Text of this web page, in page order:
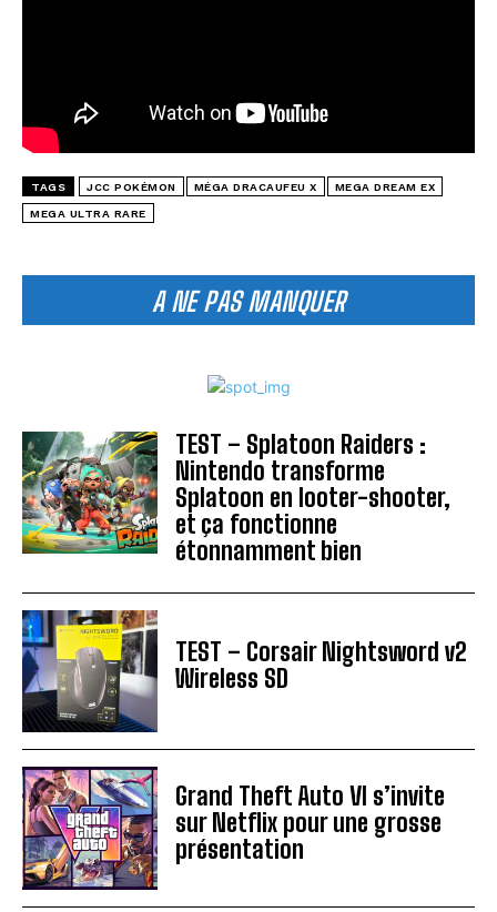
A NE PAS MANQUER
TEST – Splatoon Raiders :
Nintendo transforme
Splatoon en looter-shooter,
et ça fonctionne
étonnamment bien
TEST – Corsair Nightsword v2
Wireless SD
Grand Theft Auto VI s’invite
sur Netflix pour une grosse
présentation
TAGS JCC POKÉMON MÉGA DRACAUFEU X MEGA DREAM EX
MEGA ULTRA RARE